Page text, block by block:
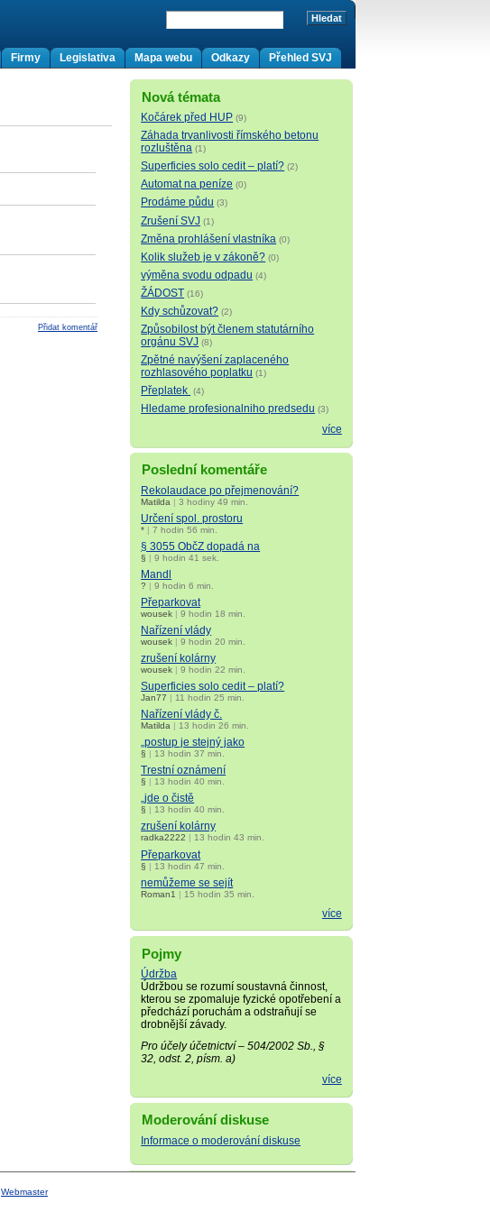
Přehled SVJ
Odkazy
Mapa webu
Legislativa
Firmy
Nová témata
Kočárek před HUP (9)
Záhada trvanlivosti římského betonu
rozluštěna (1)
Superficies solo cedit – platí? (2)
Automat na peníze (0)
Prodáme půdu (3)
Zrušení SVJ (1)
Změna prohlášení vlastníka (0)
Kolik služeb je v zákoně? (0)
výměna svodu odpadu (4)
ŽÁDOST (16)
Kdy schůzovat? (2)
Způsobilost být členem statutárního
orgánu SVJ (8)
Zpětné navýšení zaplaceného
rozhlasového poplatku (1)
Přeplatek (4)
Hledame profesionalniho predsedu (3)
více
Poslední komentáře
Rekolaudace po přejmenování?
Matilda |3 hodiny 49 min.
Určení spol. prostoru
* |7 hodin 56 min.
§ 3055 ObčZ dopadá na
§ |9 hodin 41 sek.
Mandl
? |9 hodin 6 min.
Přeparkovat
wousek |9 hodin 18 min.
Nařízení vlády
wousek |9 hodin 20 min.
zrušení kolárny
wousek |9 hodin 22 min.
Superficies solo cedit – platí?
Jan77 | 11 hodin 25 min.
Nařízení vlády č.
Matilda | 13 hodin 26 min.
„postup je stejný jako
§ | 13 hodin 37 min.
Trestní oznámení
§ | 13 hodin 40 min.
„jde o čistě
§ 13 hodin 40 min.
zrušení kolárny
radka2222 13 hodin 43 min.
Přeparkovat
§ | 13 hodin 47 min.
nemůžeme se sejít
Roman1 | 15 hodin 35 min.
více
Pojmy
Údržba
Údržbou se rozumí soustavná činnost,
kterou se zpomaluje fyzické opotřebení a
předchází poruchám a odstraňují se
drobnější závady.
Pro účely účetnictví – 504/2002 Sb., §
32, odst. 2, písm. a)
více
Moderování diskuse
Informace o moderování diskuse
Přidat komentář
Webmaster